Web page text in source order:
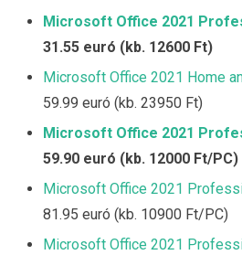
Microsoft Office 2021
31.55 euró (kb. 12600 Ft)
Microsoft Office 2021 Home
59.99 euró (kb. 23950 Ft)
Microsoft Office 2021
59.90 euró (kb. 12000 Ft/PC)
Microsoft Office 2021
81.95 euró (kb. 10900 Ft/PC)
Microsoft Office 2021